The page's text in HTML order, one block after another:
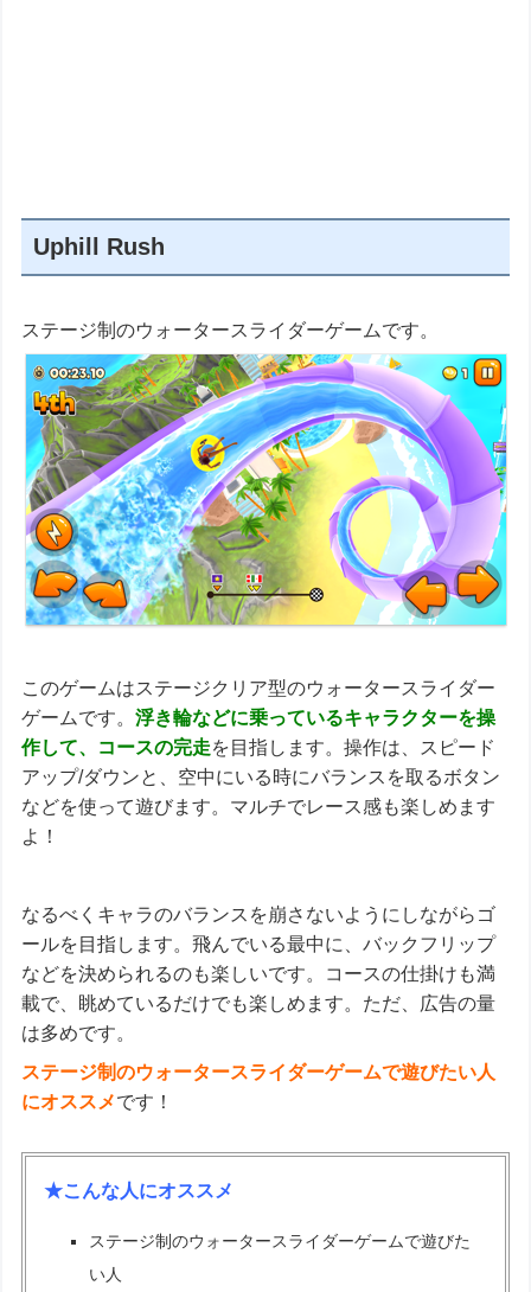
Uphill Rush
ステージ制のウォータースライダーゲームです。
このゲームはステージクリア型のウォータースライダー
ゲームです。浮き輪などに乗っているキャラクターを操
作して、コースの完走を目指します。操作は、スピード
アップ/ダウンと、空中にいる時にバランスを取るボタン
などを使って遊びます。マルチでレース感も楽しめます
よ！
なるべくキャラのバランスを崩さないようにしながらゴ
ールを目指します。飛んでいる最中に、バックフリップ
などを決められるのも楽しいです。コースの仕掛けも満
載で、眺めているだけでも楽しめます。ただ、広告の量
は多めです。
ステージ制のウォータースライダーゲームで遊びたい人
にオススメです！
★こんな人にオススメ
ステージ制のウォータースライダーゲームで遊びた
い人